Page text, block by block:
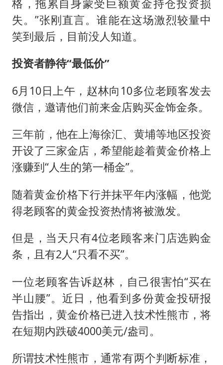
格，拖累自身蒙受巨额黄金持仓投资损
失。”张刚直言。谁能在这场激烈较量中
笑到最后，目前没人知道。
投资者静待“最低价”
6月10日上午，赵林向10多位老顾客发去
微信，邀请他们前来金店购买金饰金条。
三年前，他在上海徐汇、黄埔等地区投资
开设了三家金店，希望能趁着黄金价格上
涨赚到“人生的第一桶金”。
随着黄金价格下行并抹平年内涨幅，他觉
得老顾客的黄金投资热情将被激发。
但是，当天只有4位老顾客来门店选购金
条，且有2人“只看不买”。
一位老顾客告诉赵林，自己很害怕“买在
半山腰”。近日，他看到多份黄金投研报
告指出，黄金价格已进入技术性熊市，将
在短期内跌破4000美元/盎司。
所谓技术性熊市，通常有两个判断标准，